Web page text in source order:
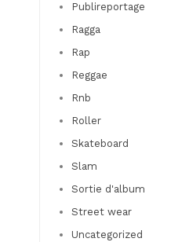
Publireportage
Ragga
Rap
Reggae
Rnb
Roller
Skateboard
Slam
Sortie d'album
Street wear
Uncategorized